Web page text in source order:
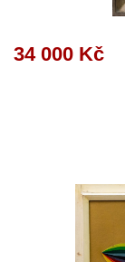
34 000 Kč